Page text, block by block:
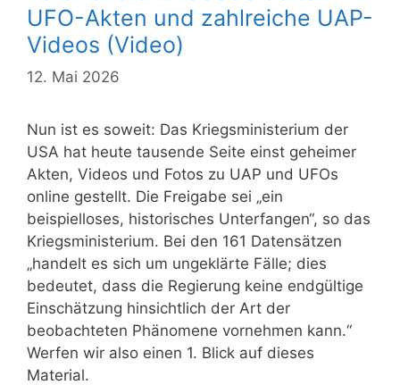
UFO-Akten und zahlreiche UAP-
Videos (Video)
12. Mai 2026
Nun ist es soweit: Das Kriegsministerium der
USA hat heute tausende Seite einst geheimer
Akten, Videos und Fotos zu UAP und UFOs
online gestellt. Die Freigabe sei „ein
beispielloses, historisches Unterfangen“, so das
Kriegsministerium. Bei den 161 Datensätzen
„handelt es sich um ungeklärte Fälle; dies
bedeutet, dass die Regierung keine endgültige
Einschätzung hinsichtlich der Art der
beobachteten Phänomene vornehmen kann.“
Werfen wir also einen 1. Blick auf dieses
Material.